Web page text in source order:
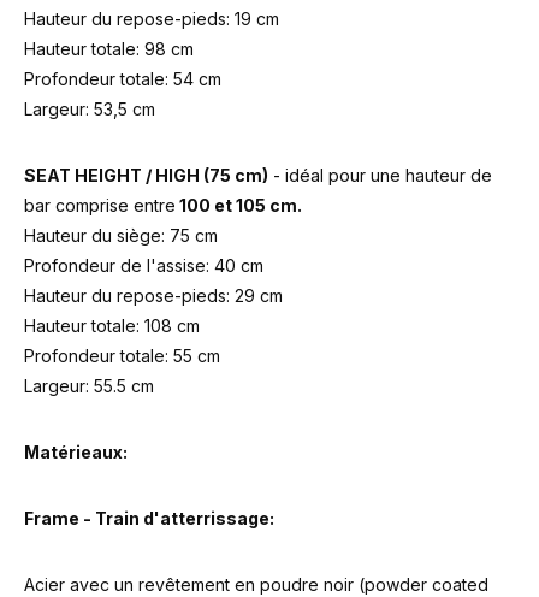
Hauteur du repose-pieds: 19 cm
Hauteur totale: 98 cm
Profondeur totale: 54 cm
Largeur: 53,5 cm
SEAT HEIGHT / HIGH (75 cm) - idéal pour une hauteur de
bar comprise entre 100 et 105 cm.
Hauteur du siège: 75 cm
Profondeur de l'assise: 40 cm
Hauteur du repose-pieds: 29 cm
Hauteur totale: 108 cm
Profondeur totale: 55 cm
Largeur: 55.5 cm
Matérieaux:
Frame - Train d'atterrissage:
Acier avec un revêtement en poudre noir (powder coated